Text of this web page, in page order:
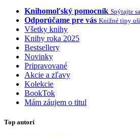
Knihomoľský pomocník Spýtajte
Odporúčame pre vás Knižné tipy
Všetky knihy
Knihy roka 2025
Bestsellery
Novinky
Pripravované
Akcie a zľavy
Kolekcie
BookTok
Mám záujem o titul
Top autori